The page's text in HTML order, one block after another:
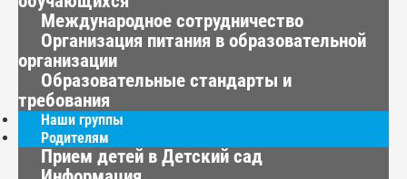
Международное сотрудничество
Организация питания в образовательной
организации
Образовательные стандарты и
требования
Наши группы
Родителям
Прием детей в Детский сад